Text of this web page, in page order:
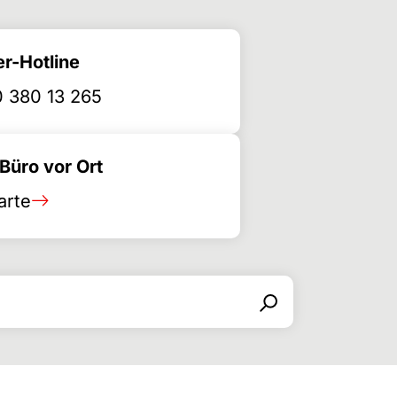
Hotline
380 13 265
vor Ort
Search